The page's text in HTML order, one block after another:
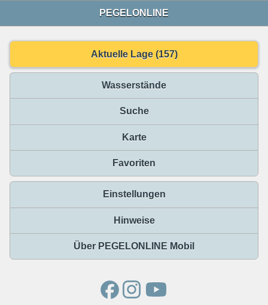
PEGELONLINE
Aktuelle Lage (157)
Wasserstände
Suche
Karte
Favoriten
Einstellungen
Hinweise
Über PEGELONLINE Mobil